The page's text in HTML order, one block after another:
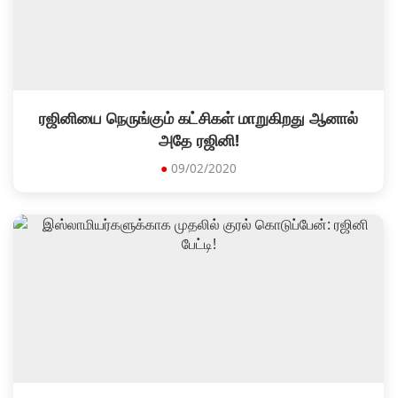
ரஜினியை நெருங்கும் கட்சிகள் மாறுகிறது ஆனால்
அதே ரஜினி!
● 09/02/2020